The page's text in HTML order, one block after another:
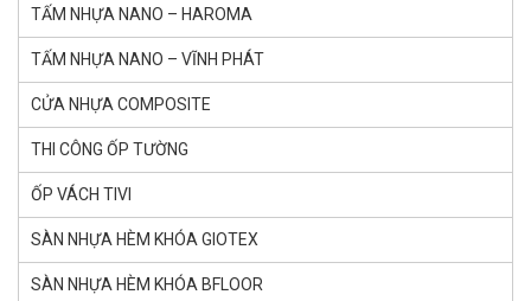
TẤM NHỰA NANO – HAROMA
TẤM NHỰA NANO – VĨNH PHÁT
CỬA NHỰA COMPOSITE
THI CÔNG ỐP TƯỜNG
ỐP VÁCH TIVI
SÀN NHỰA HÈM KHÓA GlOTEX
SÀN NHỰA HÈM KHÓA BFLOOR